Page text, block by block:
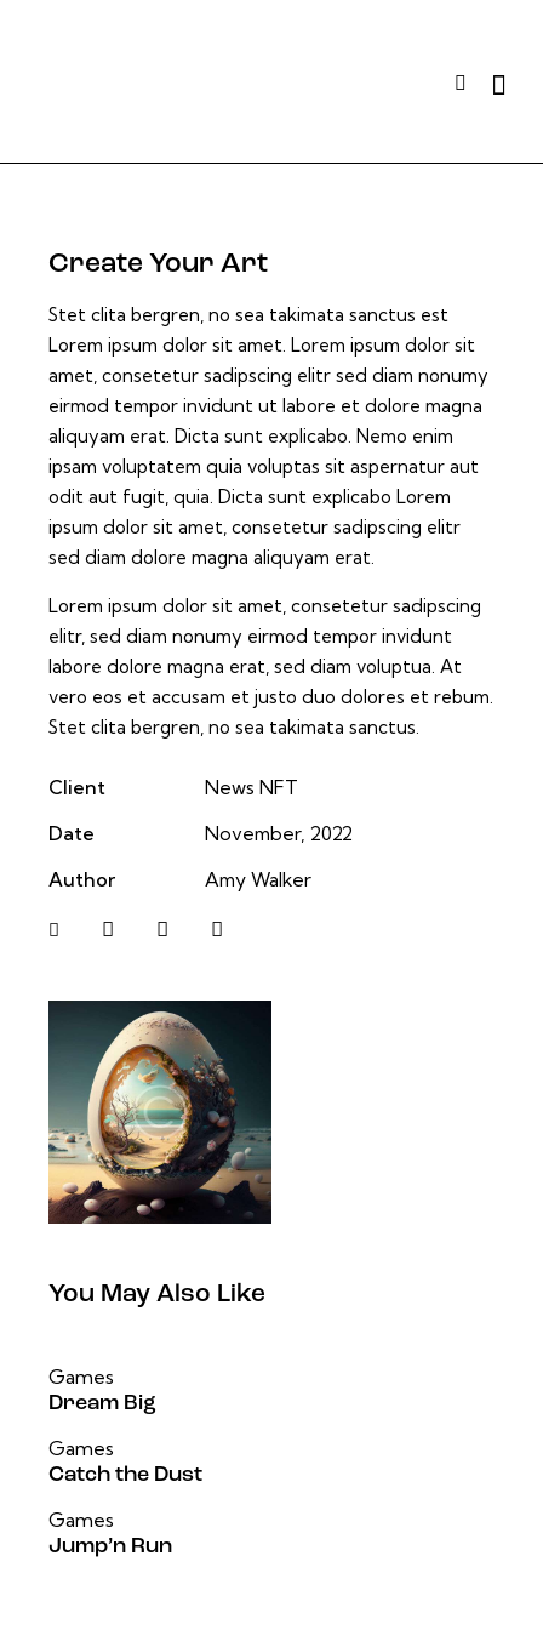
Create Your Art
Stet clita bergren, no sea takimata sanctus est
Lorem ipsum dolor sit amet. Lorem ipsum dolor sit
amet, consetetur sadipscing elitr sed diam nonumy
eirmod tempor invidunt ut labore et dolore magna
aliquyam erat. Dicta sunt explicabo. Nemo enim
ipsam voluptatem quia voluptas sit aspernatur aut
odit aut fugit, quia. Dicta sunt explicabo Lorem
ipsum dolor sit amet, consetetur sadipscing elitr
sed diam dolore magna aliquyam erat.
Lorem ipsum dolor sit amet, consetetur sadipscing
elitr, sed diam nonumy eirmod tempor invidunt
labore dolore magna erat, sed diam voluptua. At
vero eos et accusam et justo duo dolores et rebum.
Stet clita bergren, no sea takimata sanctus.
Client
News NFT
Date
November, 2022
Author
Amy Walker
You May Also Like
Games
Dream Big
Games
Catch the Dust
Games
Jump’n Run